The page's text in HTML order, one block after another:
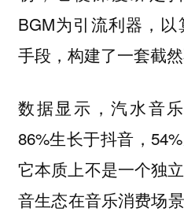
BGM为引流利器，
手段，构建了一套截
数据显示，汽水音
86%生长于抖音，
它本质上不是一个独
音生态在音乐消费场